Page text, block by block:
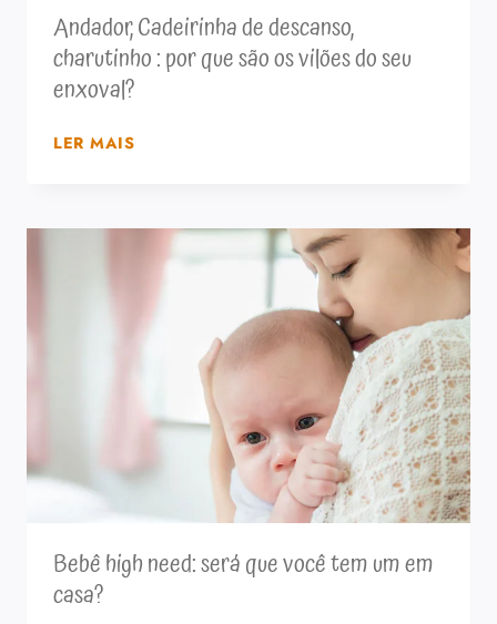
Andador, Cadeirinha de descanso,
charutinho : por que são os vilões do seu
enxoval?
LER MAISANDADOR,
CHARUTINHO
DO
ENXOVAL?
Bebê high need: será que você tem um em
casa?